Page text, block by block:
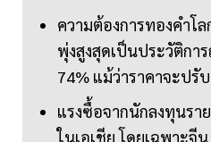
ความต้องการทองคำโ
พุ่งสูงสุดเป็นประวัติก
74% แม้ว่าราคาจะปรั
แรงซื้อจากนักลงทุนรา
ในเอเชีย โดยเฉพาะจี